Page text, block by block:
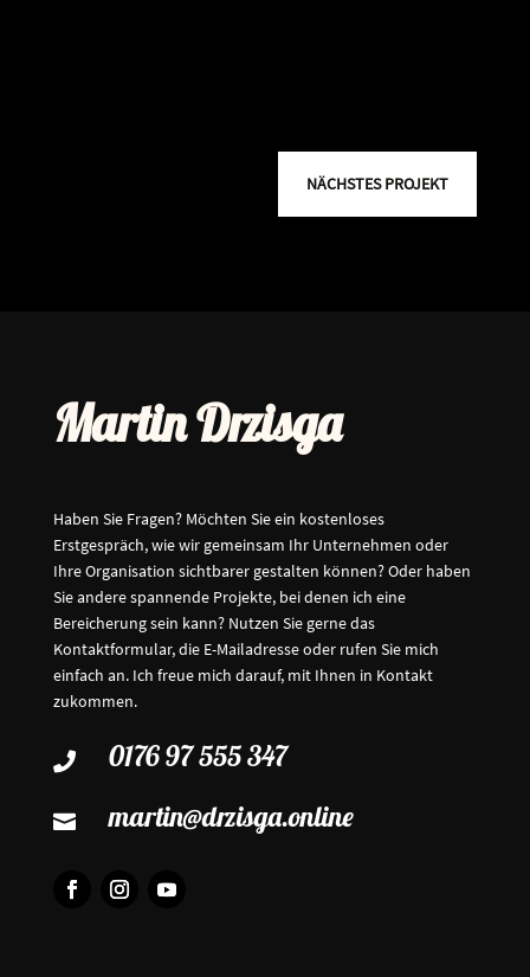
NÄCHSTES PROJEKT
Martin Drzisga
Haben Sie Fragen? Möchten Sie ein kostenloses
Erstgespräch, wie wir gemeinsam Ihr Unternehmen oder
Ihre Organisation sichtbarer gestalten können? Oder haben
Sie andere spannende Projekte, bei denen ich eine
Bereicherung sein kann? Nutzen Sie gerne das
Kontaktformular, die E-Mailadresse oder rufen Sie mich
einfach an. Ich freue mich darauf, mit Ihnen in Kontakt
zukommen.
 0176 97 555 347
 martin@drzisga.online